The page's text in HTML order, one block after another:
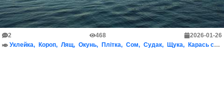
2 468
2026-01-26
Уклейка
Короп Лящ Окунь Плітка Сом Судак Щука Карась срібний